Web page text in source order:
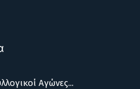
Αγώνες...